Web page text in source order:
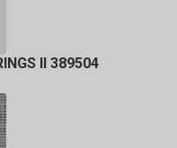
II 389504